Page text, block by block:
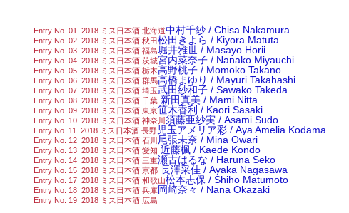
Entry No. 01 2018 ミス日本酒 北海道中村千紗 / Chisa Nakamura
Entry No. 02 2018 ミス日本酒 秋田松田きよら / Kiyora Matuta
Entry No. 03 2018 ミス日本酒 福島堀井雅世 / Masayo Horii
Entry No. 04 2018 ミス日本酒 茨城宮内菜奈子 / Nanako Miyauchi
Entry No. 05 2018 ミス日本酒 栃木高野桃子 / Momoko Takano
Entry No. 06 2018 ミス日本酒 群馬高橋まゆり / Mayuri Takahashi
Entry No. 07 2018 ミス日本酒 埼玉武田紗和子 / Sawako Takeda
Entry No. 08 2018 ミス日本酒 千葉 新田真美 / Mami Nitta
Entry No. 09 2018 ミス日本酒 東京笹木香利 / Kaori Sasaki
Entry No. 10 2018 ミス日本酒 神奈川 須藤亜紗実 / Asami Sudo
Entry No. 11 2018 ミス日本酒 長野児玉アメリア彩 / Aya Amelia Kodama
Entry No. 12 2018 ミス日本酒 石川 尾張未奈 / Mina Owari
Entry No. 13 2018 ミス日本酒 愛知 近藤楓 / Kaede Kondo
Entry No. 14 2018 ミス日本酒 三重瀬古はるな / Haruna Seko
Entry No. 15 2018 ミス日本酒 京都 長澤采佳 / Ayaka Nagasawa
Entry No. 17 2018 ミス日本酒 和歌山松本志保 / Shiho Matumoto
Entry No. 18 2018 ミス日本酒 兵庫岡崎奈々 / Nana Okazaki
Entry No. 19 2018 ミス日本酒 広島